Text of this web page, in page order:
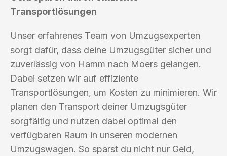
Transportlösungen
Unser erfahrenes Team von Umzugsexperten
sorgt dafür, dass deine Umzugsgüter sicher und
zuverlässig von Hamm nach Moers gelangen.
Dabei setzen wir auf effiziente
Transportlösungen, um Kosten zu minimieren. Wir
planen den Transport deiner Umzugsgüter
sorgfältig und nutzen dabei optimal den
verfügbaren Raum in unseren modernen
Umzugswagen. So sparst du nicht nur Geld,